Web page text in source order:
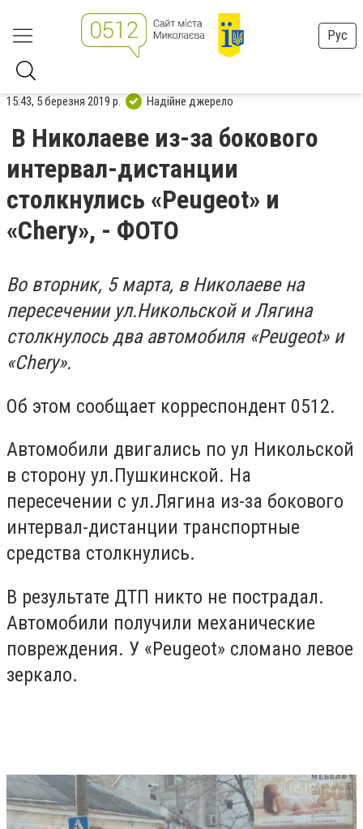
Рус
15:43, 5 березня 2019 р. Надійне джерело
В Николаеве из-за бокового
интервал-дистанции
столкнулись «Peugeot» и
«Chery», - ФОТО
Во вторник, 5 марта, в Николаеве на
пересечении ул.Никольской и Лягина
столкнулось два автомобиля «Peugeot» и
«Chery».
Об этом сообщает корреспондент 0512.
Автомобили двигались по ул Никольской
в сторону ул.Пушкинской. На
пересечении с ул.Лягина из-за бокового
интервал-дистанции транспортные
средства столкнулись.
В результате ДТП никто не пострадал.
Автомобили получили механические
повреждения. У «Peugeot» сломано левое
зеркало.